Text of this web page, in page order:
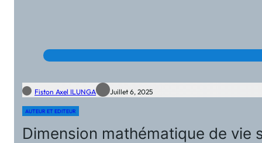
Fiston Axel ILUNGA Juillet 6, 2025
AUTEUR ET EDITEUR
Dimension mathématique de vie